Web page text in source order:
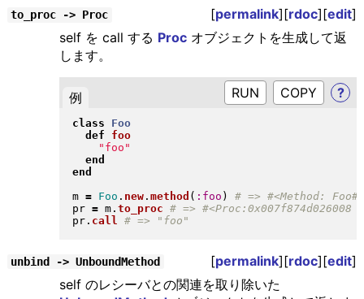
to_proc -> Proc [permalink][rdoc][edit]
self を call する Procオブジェクトを生成して返
します。
例 RUN ?
class
Foo
def
foo
" foo "
end
end
m = Foo . new. method ( :foo )
pr = m. to_proc
pr. call
unbind -> UnboundMethod [permalink][rdoc][edit]
self のレシーバとの関連を取り除いた